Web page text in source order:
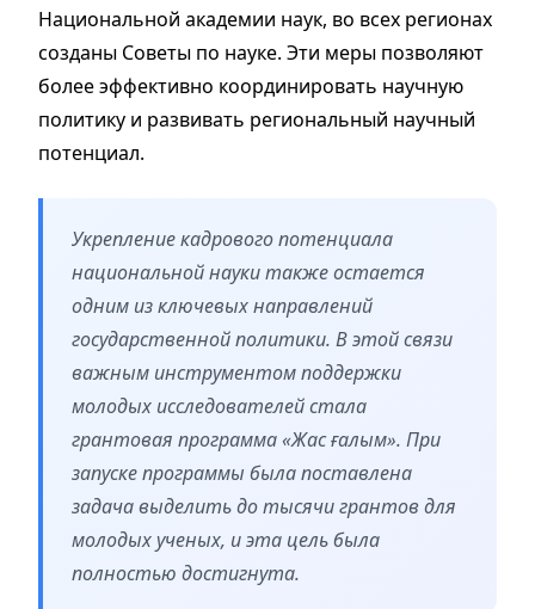
Национальной академии наук, во всех регионах
созданы Советы по науке. Эти меры позволяют
более эффективно координировать научную
политику и развивать региональный научный
потенциал.
Укрепление кадрового потенциала
национальной науки также остается
одним из ключевых направлений
государственной политики. В этой связи
важным инструментом поддержки
молодых исследователей стала
грантовая программа «Жас ғалым». При
запуске программы была поставлена
задача выделить до тысячи грантов для
молодых ученых, и эта цель была
полностью достигнута.